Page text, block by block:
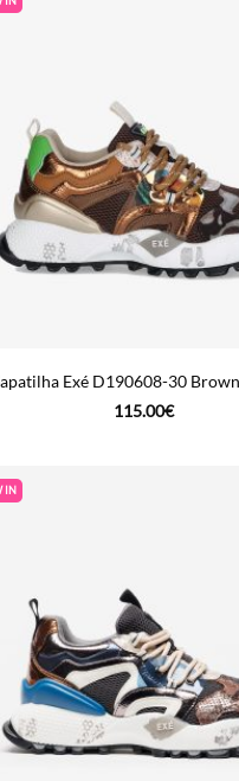
Exé D190608-30
115.00€
IN